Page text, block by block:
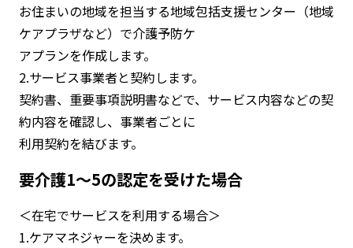
お住まいの地域を担当する地域包括支援センター（地域
ケアプラザなど）で介護予防ケ
アプランを作成します。
2.サービス事業者と契約します。
契約書、重要事項説明書などで、サービス内容などの契
約内容を確認し、事業者ごとに
利用契約を結びます。
要介護1～5の認定を受けた場合
＜在宅でサービスを利用する場合＞
1.ケアマネジャーを決めます。